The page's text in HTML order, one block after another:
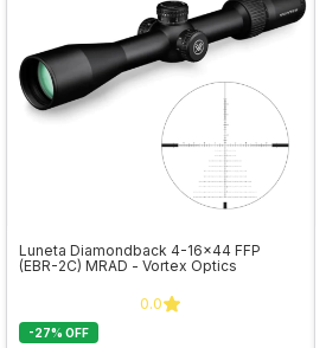
Luneta Diamondback 4-16x44 FFP
(EBR-2C) MRAD - Vortex Optics
0.0
-27% OFF